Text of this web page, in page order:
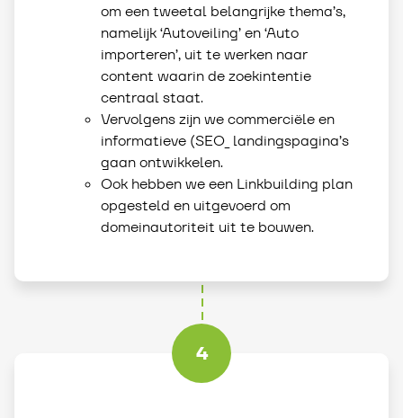
om een tweetal belangrijke thema’s,
namelijk ‘Autoveiling’ en ‘Auto
importeren’, uit te werken naar
content waarin de zoekintentie
centraal staat.
Vervolgens zijn we commerciële en
informatieve (SEO_ landingspagina’s
gaan ontwikkelen.
Ook hebben we een Linkbuilding plan
opgesteld en uitgevoerd om
domeinautoriteit uit te bouwen.
4